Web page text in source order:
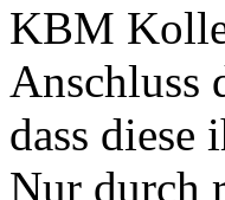
KBM
Anschluss
dass diese
Nur durch